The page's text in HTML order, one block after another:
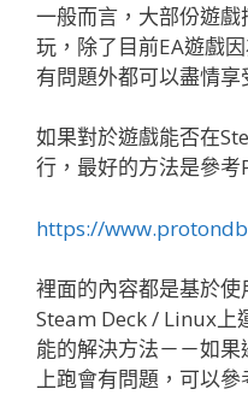
一般而言，大部份遊
玩，除了目前EA遊戲
有問題外都可以盡情享
如果對於遊戲能否在
行，最好的方法是參考
https://
裡面的內容都是基於
Steam Deck / Linux上
能的解決方法－－如
上跑會有問題，可以參